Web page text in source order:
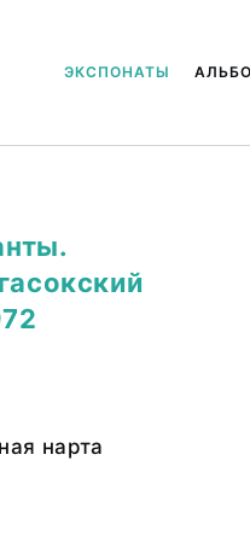
ЭКСПОНАТЫ
нарта